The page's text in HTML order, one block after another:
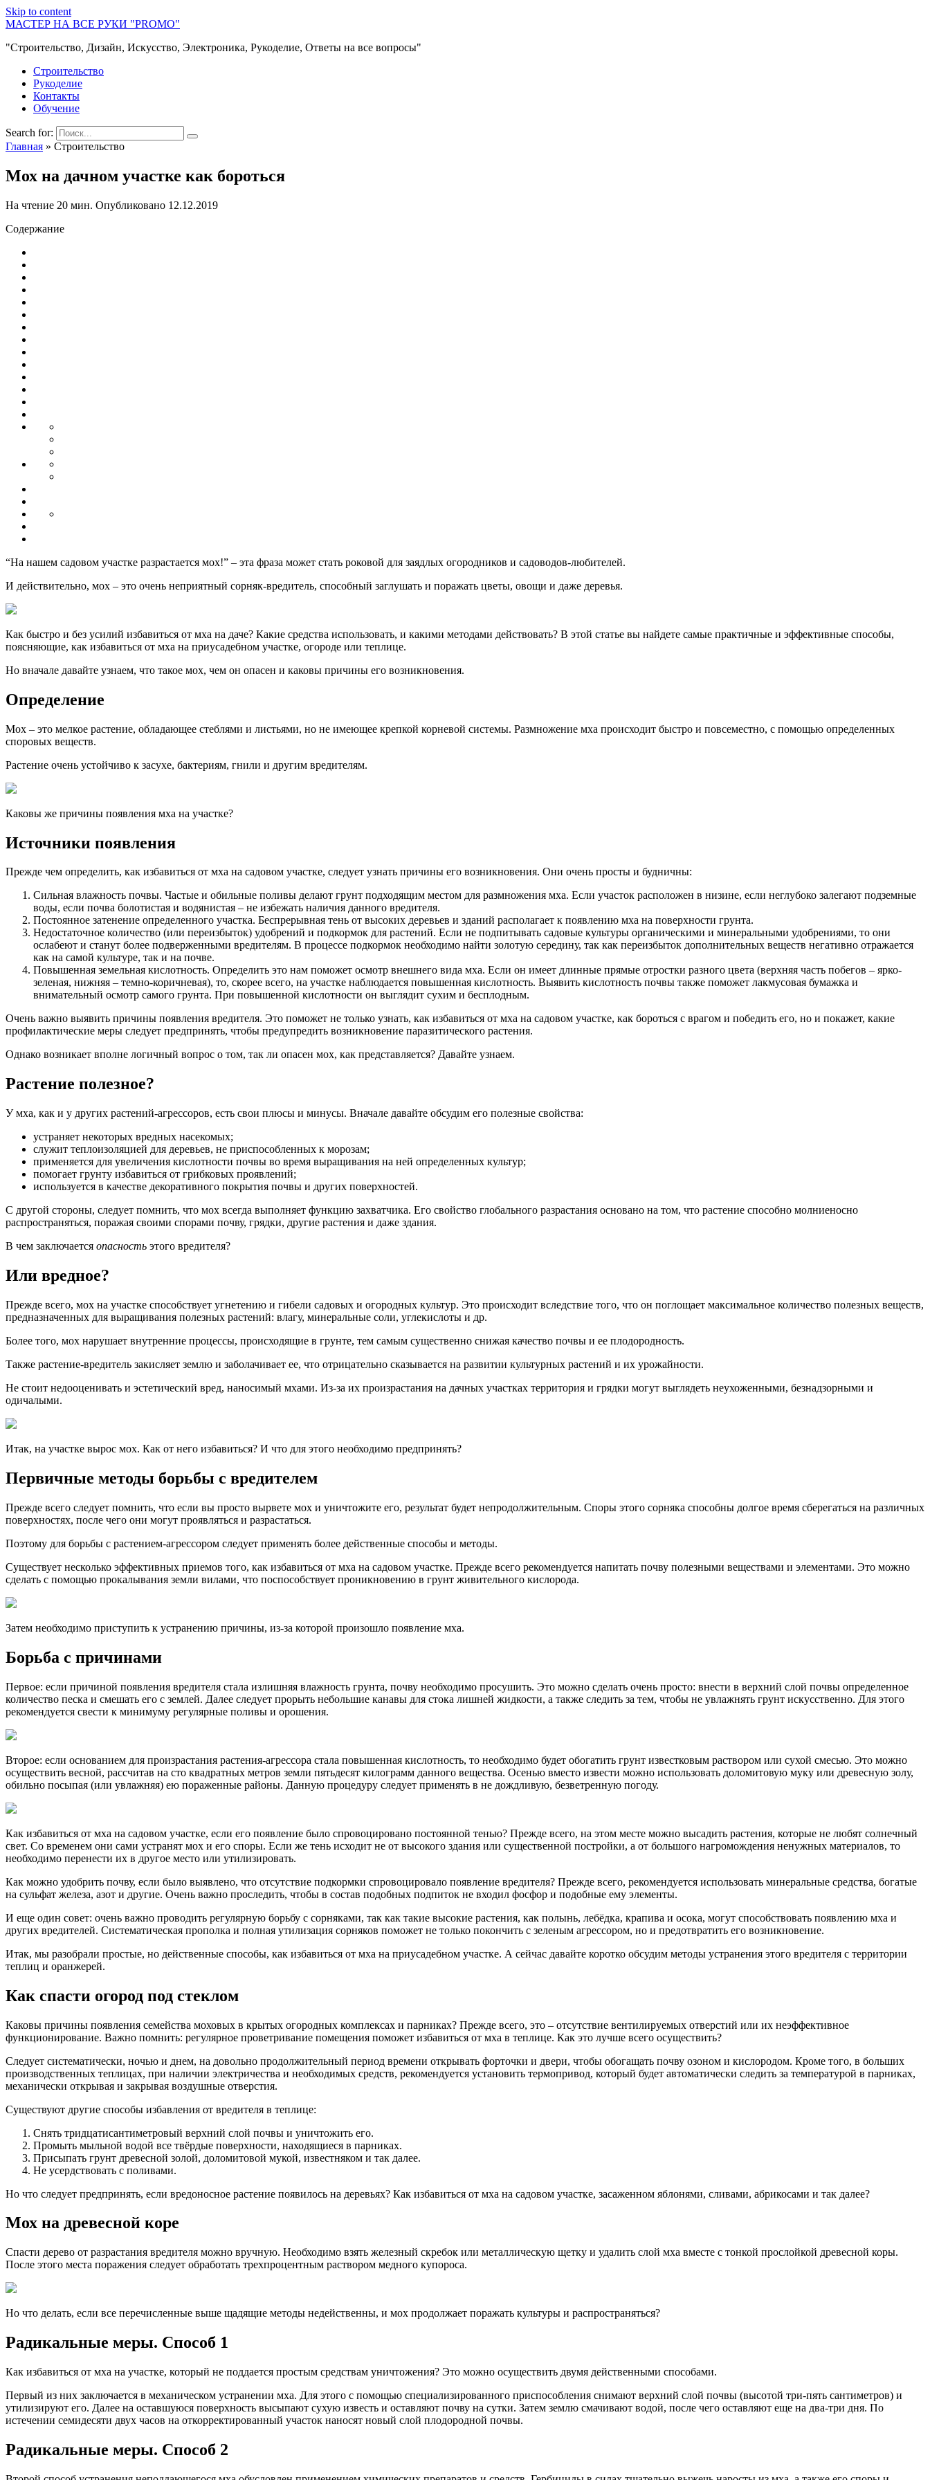
Skip to content
МАСТЕР НА ВСЕ РУКИ "PROMO"
"Строительство, Дизайн, Искусство, Электроника, Рукоделие, Ответы на все вопросы"
Строительство
Рукоделие
Контакты
Обучение
Search for:
Главная » Строительство
Мох на дачном участке как бороться
На чтение 20 мин. Опубликовано 12.12.2019
Содержание
“На нашем садовом участке разрастается мох!” – эта фраза может стать роковой для заядлых огородников и садоводов-любителей.
И действительно, мох – это очень неприятный сорняк-вредитель, способный заглушать и поражать цветы, овощи и даже деревья.
Как быстро и без усилий избавиться от мха на даче? Какие средства использовать, и какими методами действовать? В этой статье вы найдете самые практичные и эффективные способы,
поясняющие, как избавиться от мха на приусадебном участке, огороде или теплице.
Но вначале давайте узнаем, что такое мох, чем он опасен и каковы причины его возникновения.
Определение
Мох – это мелкое растение, обладающее стеблями и листьями, но не имеющее крепкой корневой системы. Размножение мха происходит быстро и повсеместно, с помощью определенных
споровых веществ.
Растение очень устойчиво к засухе, бактериям, гнили и другим вредителям.
Каковы же причины появления мха на участке?
Источники появления
Прежде чем определить, как избавиться от мха на садовом участке, следует узнать причины его возникновения. Они очень просты и будничны:
Сильная влажность почвы. Частые и обильные поливы делают грунт подходящим местом для размножения мха. Если участок расположен в низине, если неглубоко залегают подземные
воды, если почва болотистая и водянистая – не избежать наличия данного вредителя.
Постоянное затенение определенного участка. Беспрерывная тень от высоких деревьев и зданий располагает к появлению мха на поверхности грунта.
Недостаточное количество (или переизбыток) удобрений и подкормок для растений. Если не подпитывать садовые культуры органическими и минеральными удобрениями, то они
ослабеют и станут более подверженными вредителям. В процессе подкормок необходимо найти золотую середину, так как переизбыток дополнительных веществ негативно отражается
как на самой культуре, так и на почве.
Повышенная земельная кислотность. Определить это нам поможет осмотр внешнего вида мха. Если он имеет длинные прямые отростки разного цвета (верхняя часть побегов – ярко-
зеленая, нижняя – темно-коричневая), то, скорее всего, на участке наблюдается повышенная кислотность. Выявить кислотность почвы также поможет лакмусовая бумажка и
внимательный осмотр самого грунта. При повышенной кислотности он выглядит сухим и бесплодным.
Очень важно выявить причины появления вредителя. Это поможет не только узнать, как избавиться от мха на садовом участке, как бороться с врагом и победить его, но и покажет, какие
профилактические меры следует предпринять, чтобы предупредить возникновение паразитического растения.
Однако возникает вполне логичный вопрос о том, так ли опасен мох, как представляется? Давайте узнаем.
Растение полезное?
У мха, как и у других растений-агрессоров, есть свои плюсы и минусы. Вначале давайте обсудим его полезные свойства:
устраняет некоторых вредных насекомых;
служит теплоизоляцией для деревьев, не приспособленных к морозам;
применяется для увеличения кислотности почвы во время выращивания на ней определенных культур;
помогает грунту избавиться от грибковых проявлений;
используется в качестве декоративного покрытия почвы и других поверхностей.
С другой стороны, следует помнить, что мох всегда выполняет функцию захватчика. Его свойство глобального разрастания основано на том, что растение способно молниеносно
распространяться, поражая своими спорами почву, грядки, другие растения и даже здания.
В чем заключается опасность этого вредителя?
Или вредное?
Прежде всего, мох на участке способствует угнетению и гибели садовых и огородных культур. Это происходит вследствие того, что он поглощает максимальное количество полезных веществ,
предназначенных для выращивания полезных растений: влагу, минеральные соли, углекислоты и др.
Более того, мох нарушает внутренние процессы, происходящие в грунте, тем самым существенно снижая качество почвы и ее плодородность.
Также растение-вредитель закисляет землю и заболачивает ее, что отрицательно сказывается на развитии культурных растений и их урожайности.
Не стоит недооценивать и эстетический вред, наносимый мхами. Из-за их произрастания на дачных участках территория и грядки могут выглядеть неухоженными, безнадзорными и
одичалыми.
Итак, на участке вырос мох. Как от него избавиться? И что для этого необходимо предпринять?
Первичные методы борьбы с вредителем
Прежде всего следует помнить, что если вы просто вырвете мох и уничтожите его, результат будет непродолжительным. Споры этого сорняка способны долгое время сберегаться на различных
поверхностях, после чего они могут проявляться и разрастаться.
Поэтому для борьбы с растением-агрессором следует применять более действенные способы и методы.
Существует несколько эффективных приемов того, как избавиться от мха на садовом участке. Прежде всего рекомендуется напитать почву полезными веществами и элементами. Это можно
сделать с помощью прокалывания земли вилами, что поспособствует проникновению в грунт живительного кислорода.
Затем необходимо приступить к устранению причины, из-за которой произошло появление мха.
Борьба с причинами
Первое: если причиной появления вредителя стала излишняя влажность грунта, почву необходимо просушить. Это можно сделать очень просто: внести в верхний слой почвы определенное
количество песка и смешать его с землей. Далее следует прорыть небольшие канавы для стока лишней жидкости, а также следить за тем, чтобы не увлажнять грунт искусственно. Для этого
рекомендуется свести к минимуму регулярные поливы и орошения.
Второе: если основанием для произрастания растения-агрессора стала повышенная кислотность, то необходимо будет обогатить грунт известковым раствором или сухой смесью. Это можно
осуществить весной, рассчитав на сто квадратных метров земли пятьдесят килограмм данного вещества. Осенью вместо извести можно использовать доломитовую муку или древесную золу,
обильно посыпая (или увлажняя) ею пораженные районы. Данную процедуру следует применять в не дождливую, безветренную погоду.
Как избавиться от мха на садовом участке, если его появление было спровоцировано постоянной тенью? Прежде всего, на этом месте можно высадить растения, которые не любят солнечный
свет. Со временем они сами устранят мох и его споры. Если же тень исходит не от высокого здания или существенной постройки, а от большого нагромождения ненужных материалов, то
необходимо перенести их в другое место или утилизировать.
Как можно удобрить почву, если было выявлено, что отсутствие подкормки спровоцировало появление вредителя? Прежде всего, рекомендуется использовать минеральные средства, богатые
на сульфат железа, азот и другие. Очень важно проследить, чтобы в состав подобных подпиток не входил фосфор и подобные ему элементы.
И еще один совет: очень важно проводить регулярную борьбу с сорняками, так как такие высокие растения, как полынь, лебёдка, крапива и осока, могут способствовать появлению мха и
других вредителей. Систематическая прополка и полная утилизация сорняков поможет не только покончить с зеленым агрессором, но и предотвратить его возникновение.
Итак, мы разобрали простые, но действенные способы, как избавиться от мха на приусадебном участке. А сейчас давайте коротко обсудим методы устранения этого вредителя с территории
теплиц и оранжерей.
Как спасти огород под стеклом
Каковы причины появления семейства моховых в крытых огородных комплексах и парниках? Прежде всего, это – отсутствие вентилируемых отверстий или их неэффективное
функционирование. Важно помнить: регулярное проветривание помещения поможет избавиться от мха в теплице. Как это лучше всего осуществить?
Следует систематически, ночью и днем, на довольно продолжительный период времени открывать форточки и двери, чтобы обогащать почву озоном и кислородом. Кроме того, в больших
производственных теплицах, при наличии электричества и необходимых средств, рекомендуется установить термопривод, который будет автоматически следить за температурой в парниках,
механически открывая и закрывая воздушные отверстия.
Существуют другие способы избавления от вредителя в теплице:
Снять тридцатисантиметровый верхний слой почвы и уничтожить его.
Промыть мыльной водой все твёрдые поверхности, находящиеся в парниках.
Присыпать грунт древесной золой, доломитовой мукой, известняком и так далее.
Не усердствовать с поливами.
Но что следует предпринять, если вредоносное растение появилось на деревьях? Как избавиться от мха на садовом участке, засаженном яблонями, сливами, абрикосами и так далее?
Мох на древесной коре
Спасти дерево от разрастания вредителя можно вручную. Необходимо взять железный скребок или металлическую щетку и удалить слой мха вместе с тонкой прослойкой древесной коры.
После этого места поражения следует обработать трехпроцентным раствором медного купороса.
Но что делать, если все перечисленные выше щадящие методы недейственны, и мох продолжает поражать культуры и распространяться?
Радикальные меры. Способ 1
Как избавиться от мха на участке, который не поддается простым средствам уничтожения? Это можно осуществить двумя действенными способами.
Первый из них заключается в механическом устранении мха. Для этого с помощью специализированного приспособления снимают верхний слой почвы (высотой три-пять сантиметров) и
утилизируют его. Далее на оставшуюся поверхность высыпают сухую известь и оставляют почву на сутки. Затем землю смачивают водой, после чего оставляют еще на два-три дня. По
истечении семидесяти двух часов на откорректированный участок наносят новый слой плодородной почвы.
Радикальные меры. Способ 2